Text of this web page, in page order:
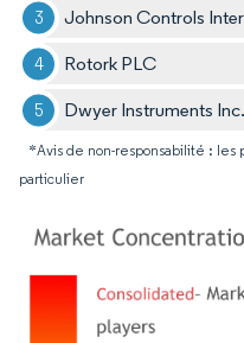
Johnson Controls
Rotork PLC
Dwyer Instruments Inc.
*Avis de non-responsabilité : les
particulier